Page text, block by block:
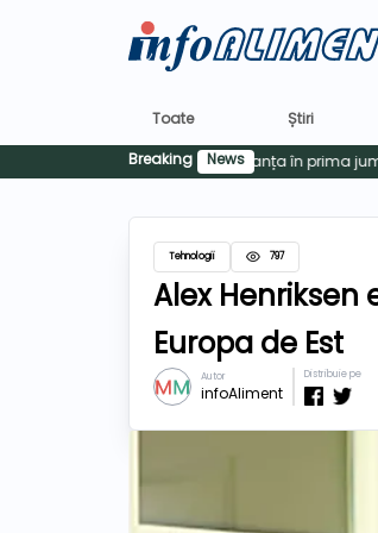
Toate Știri
Breaking
News
Tehnologii 797
Alex Henriksen
Europa de Est
Autor
infoAliment
Distribuie pe